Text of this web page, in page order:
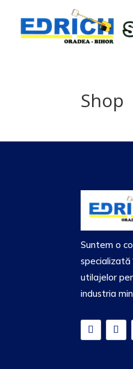
Shop
Suntem o
specializată
utilajelor
industria